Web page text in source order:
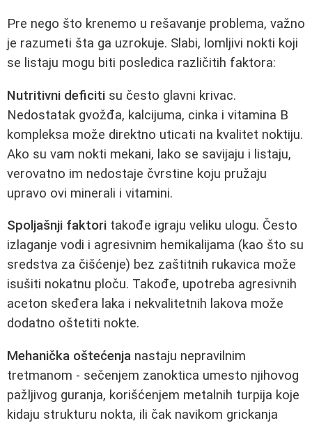
Pre nego što krenemo u rešavanje problema, važno
je razumeti šta ga uzrokuje. Slabi, lomljivi nokti koji
se listaju mogu biti posledica različitih faktora:
Nutritivni deficiti su često glavni krivac.
Nedostatak gvožđa, kalcijuma, cinka i vitamina B
kompleksa može direktno uticati na kvalitet noktiju.
Ako su vam nokti mekani, lako se savijaju i listaju,
verovatno im nedostaje čvrstine koju pružaju
upravo ovi minerali i vitamini.
Spoljašnji faktori takođe igraju veliku ulogu. Često
izlaganje vodi i agresivnim hemikalijama (kao što su
sredstva za čišćenje) bez zaštitnih rukavica može
isušiti nokatnu ploču. Takođe, upotreba agresivnih
aceton skeđera laka i nekvalitetnih lakova može
dodatno oštetiti nokte.
Mehanička oštećenja nastaju nepravilnim
tretmanom - sečenjem zanoktica umesto njihovog
pažljivog guranja, korišćenjem metalnih turpija koje
kidaju strukturu nokta, ili čak navikom grickanja